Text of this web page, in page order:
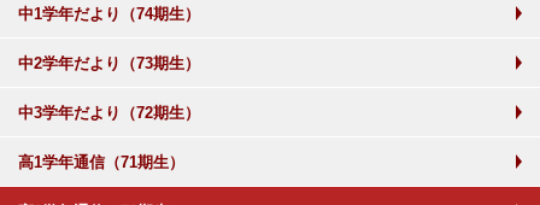
中1学年だより（74期生）
中2学年だより（73期生）
中3学年だより（72期生）
高1学年通信（71期生）